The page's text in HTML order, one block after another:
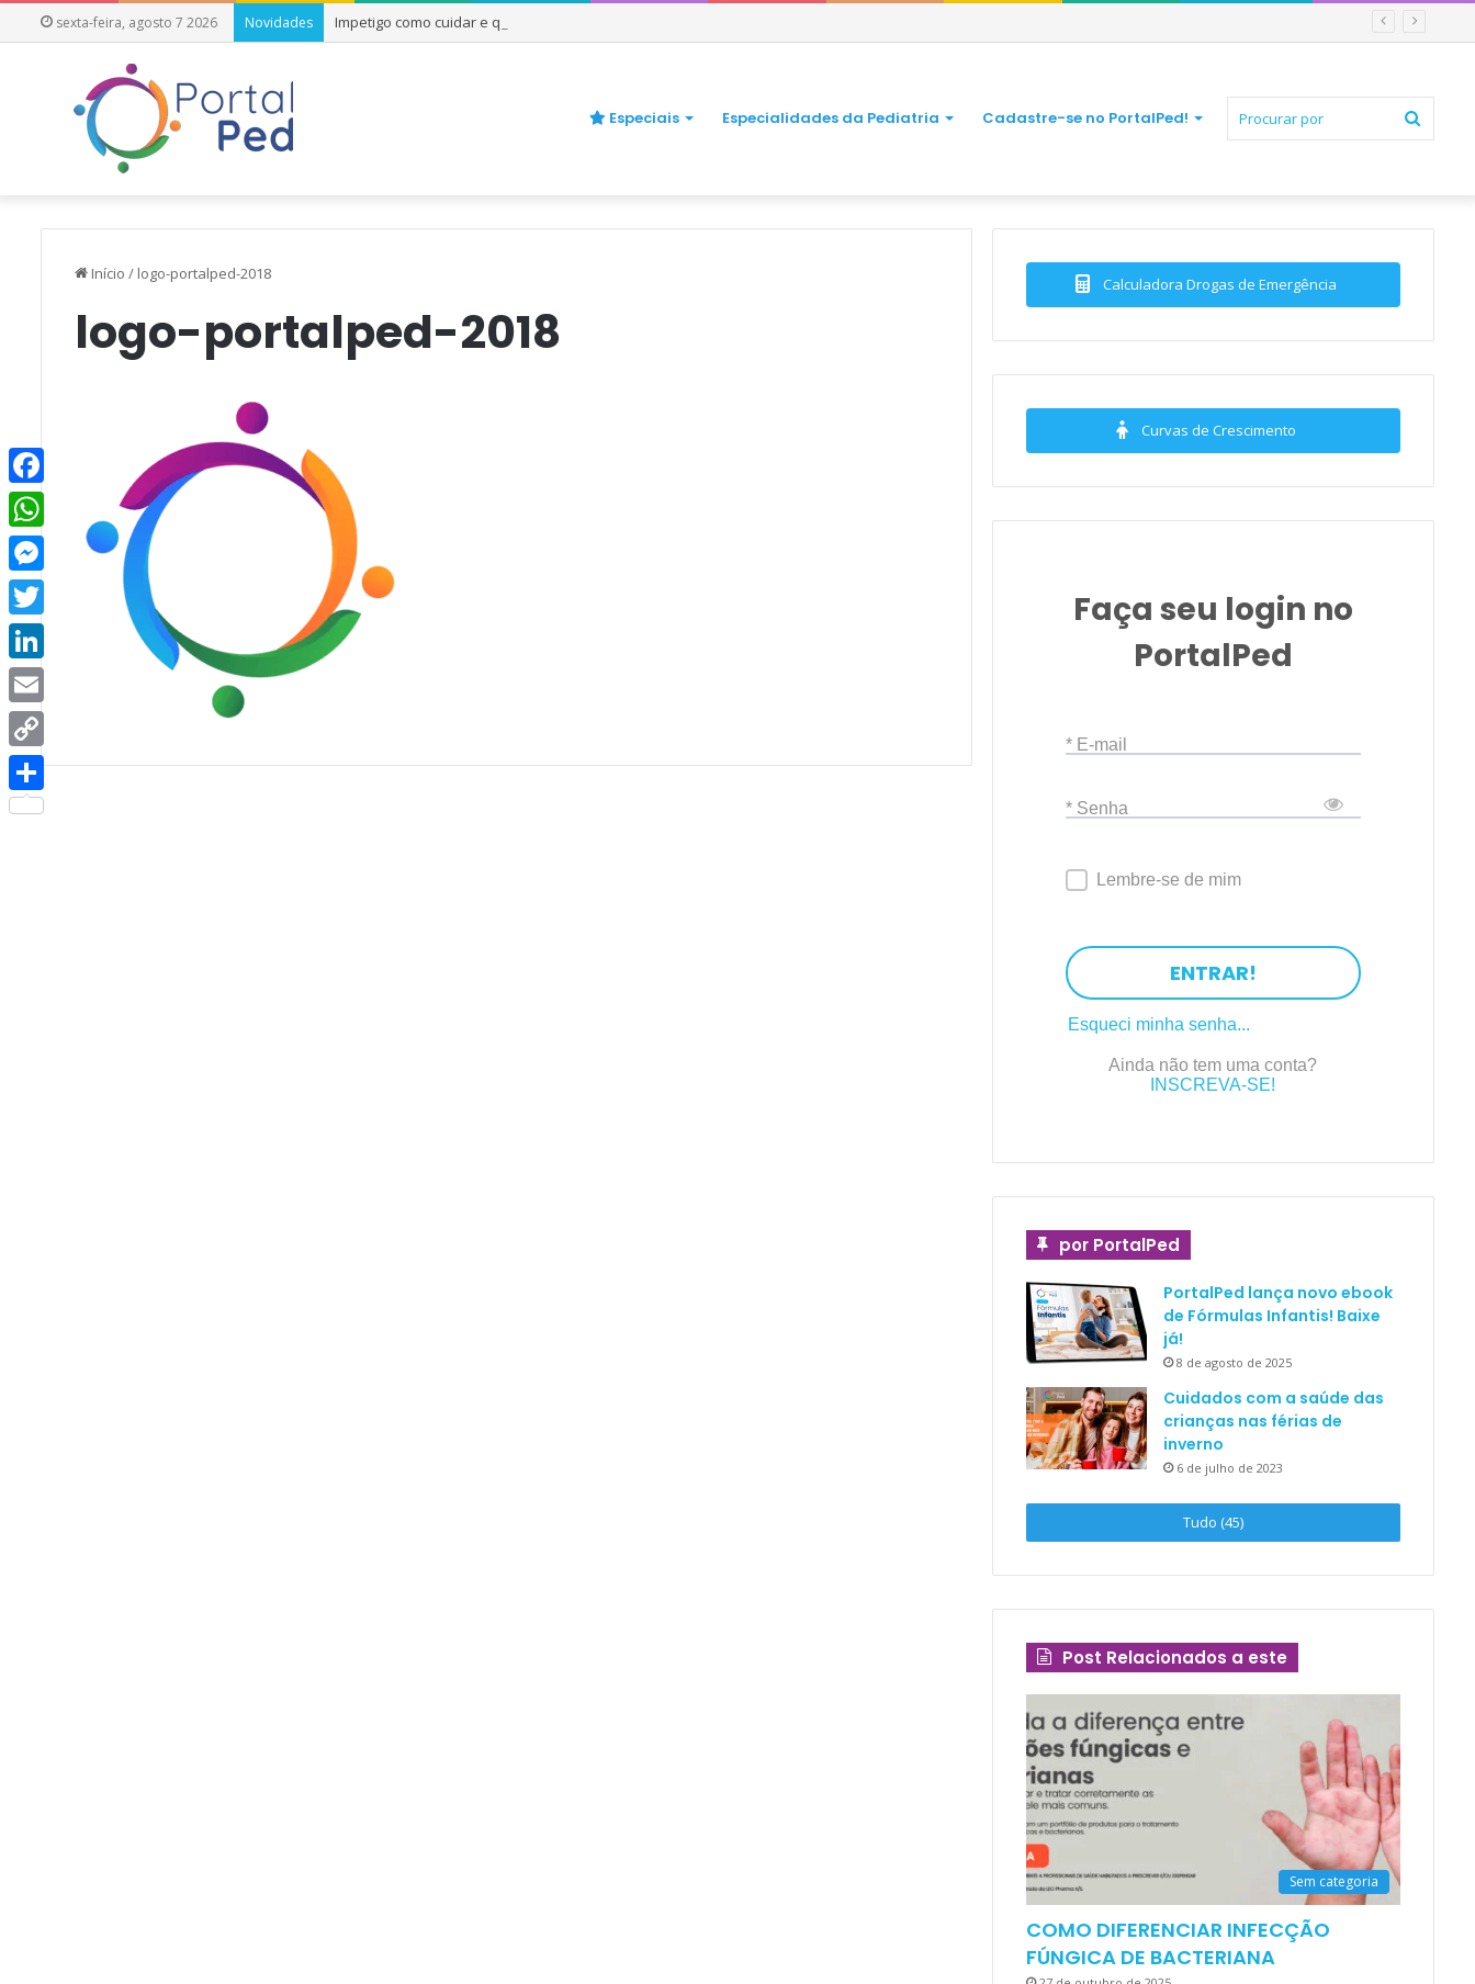
sexta-feira, agosto 7 2026 Novidades Impetigo como cuidar e quando se preocupar
Especiais Especialidades da Pediatria Cadastre-se no PortalPed!
Início / logo-portalped-2018
logo-portalped-2018
Calculadora Drogas de Emergência
Curvas de Crescimento
Faça seu login no
PortalPed
* E-mail
* Senha
Lembre-se de mim
ENTRAR!
Esqueci minha senha...
Ainda não tem uma conta?
INSCREVA-SE!
por PortalPed
PortalPed lança novo ebook
de Fórmulas Infantis! Baixe
já!
8 de agosto de 2025
Cuidados com a saúde das
crianças nas férias de
inverno
6 de julho de 2023
Tudo (45)
Post Relacionados a este
Sem categoria
COMO DIFERENCIAR INFECÇÃO
FÚNGICA DE BACTERIANA
Facebook
WhatsApp
Messenger
Twitter
LinkedIn
Email
Copy
Link
Share